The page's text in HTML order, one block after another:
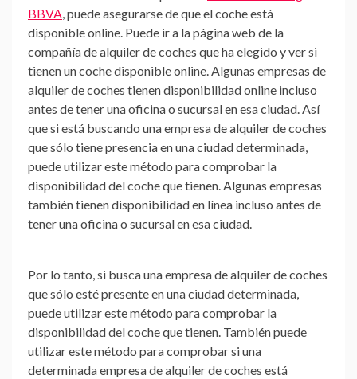
BBVA, puede asegurarse de que el coche está
disponible online. Puede ir a la página web de la
compañía de alquiler de coches que ha elegido y ver si
tienen un coche disponible online. Algunas empresas de
alquiler de coches tienen disponibilidad online incluso
antes de tener una oficina o sucursal en esa ciudad. Así
que si está buscando una empresa de alquiler de coches
que sólo tiene presencia en una ciudad determinada,
puede utilizar este método para comprobar la
disponibilidad del coche que tienen. Algunas empresas
también tienen disponibilidad en línea incluso antes de
tener una oficina o sucursal en esa ciudad.
Por lo tanto, si busca una empresa de alquiler de coches
que sólo esté presente en una ciudad determinada,
puede utilizar este método para comprobar la
disponibilidad del coche que tienen. También puede
utilizar este método para comprobar si una
determinada empresa de alquiler de coches está